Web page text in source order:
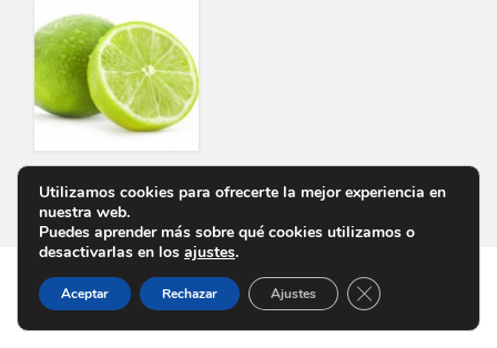
Personalizar Cookies Aviso Legal Política de Privacidad Política de cookies
Utilizamos cookies para ofrecerte la mejor experiencia en
nuestra web.
Puedes aprender más sobre qué cookies utilizamos o
desactivarlas en los ajustes.
Aceptar Rechazar Ajustes Cerrar el banner